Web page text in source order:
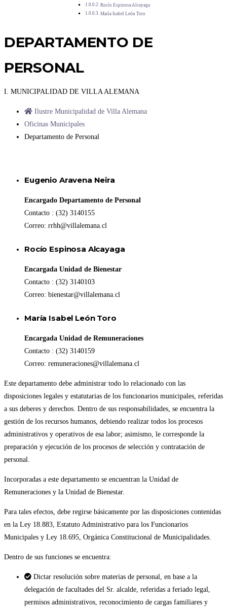
Rocío Espinosa Alcayaga
María Isabel León Toro
DEPARTAMENTO DE
PERSONAL
I. MUNICIPALIDAD DE VILLA ALEMANA
Ilustre Municipalidad de Villa Alemana
Oficinas Municipales
Departamento de Personal
Eugenio Aravena Neira
Encargado Departamento de Personal
Contacto : (32) 3140155
Correo: rrhh@villalemana.cl
Rocío Espinosa Alcayaga
Encargada Unidad de Bienestar
Contacto : (32) 3140103
Correo: bienestar@villalemana.cl
María Isabel León Toro
Encargada Unidad de Remuneraciones
Contacto : (32) 3140159
Correo: remuneraciones@villalemana.cl
Este departamento debe administrar todo lo relacionado con las
disposiciones legales y estatutarias de los funcionarios municipales, referidas
a sus deberes y derechos. Dentro de sus responsabilidades, se encuentra la
gestión de los recursos humanos, debiendo realizar todos los procesos
administrativos y operativos de esa labor; asimismo, le corresponde la
preparación y ejecución de los procesos de selección y contratación de
personal.
Incorporadas a este departamento se encuentran la Unidad de
Remuneraciones y la Unidad de Bienestar.
Para tales efectos, debe regirse básicamente por las disposiciones contenidas
en la Ley 18.883, Estatuto Administrativo para los Funcionarios
Municipales y Ley 18.695, Orgánica Constitucional de Municipalidades.
Dentro de sus funciones se encuentra:
Dictar resolución sobre materias de personal, en base a la
delegación de facultades del Sr. alcalde, referidas a feriado legal,
permisos administrativos, reconocimiento de cargas familiares y